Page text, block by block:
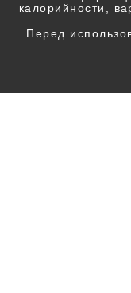
калорийности,
Перед